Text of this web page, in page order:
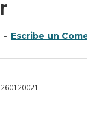
- Escribe un